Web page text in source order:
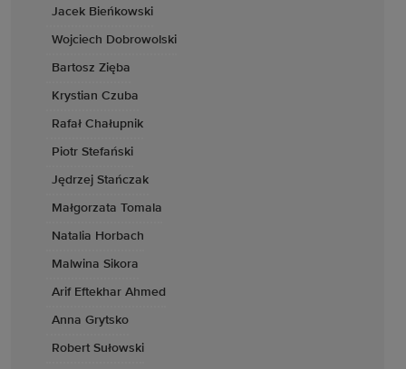
Jacek Bieńkowski
Wojciech Dobrowolski
Bartosz Zięba
Krystian Czuba
Rafał Chałupnik
Piotr Stefański
Jędrzej Stańczak
Małgorzata Tomala
Natalia Horbach
Malwina Sikora
Arif Eftekhar Ahmed
Anna Grytsko
Robert Sułowski